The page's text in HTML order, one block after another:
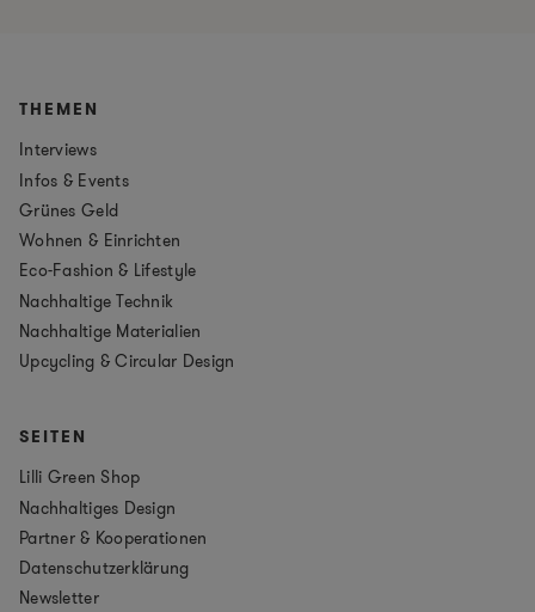
THEMEN
Interviews
Infos & Events
Grünes Geld
Wohnen & Einrichten
Eco-Fashion & Lifestyle
Nachhaltige Technik
Nachhaltige Materialien
Upcycling & Circular Design
SEITEN
Lilli Green Shop
Nachhaltiges Design
Partner & Kooperationen
Datenschutzerklärung
Newsletter